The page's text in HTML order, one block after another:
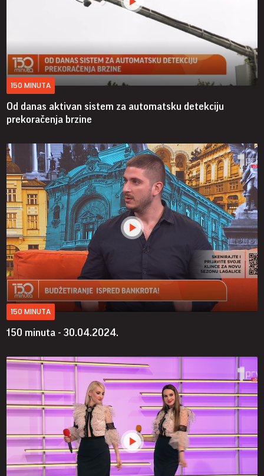
150 MINUTA
Od danas aktivan sistem za automatsku detekciju
prekoračenja brzine
150 MINUTA
150 minuta - 30.04.2024.